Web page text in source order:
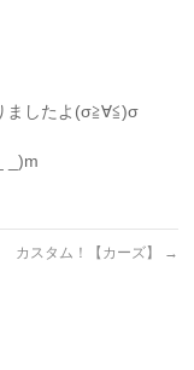
ましたよ(σ≧∀≦)σ
_)m
カスタム！【カーズ】 →